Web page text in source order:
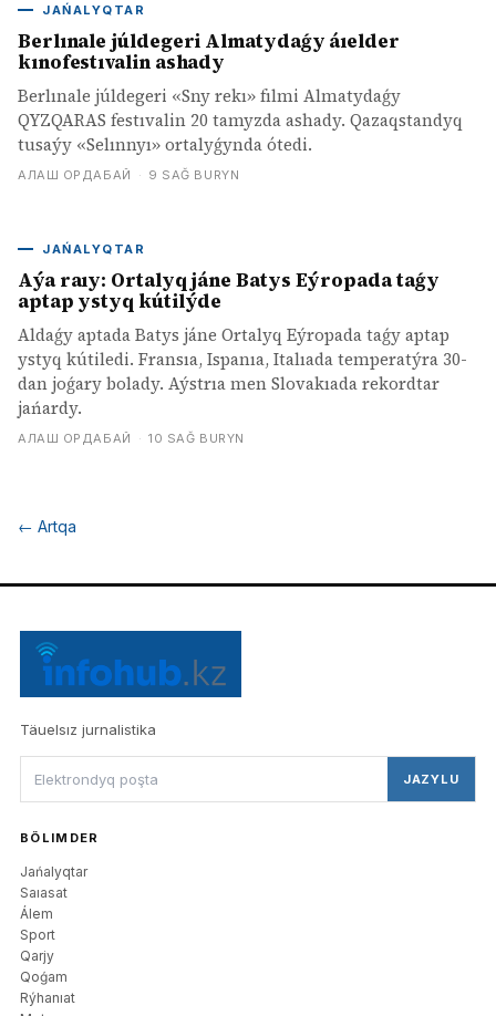
JAŃALYQTAR
Berlınale júldegeri Almatydaǵy áıelder
kınofestıvalin ashady
Berlınale júldegeri «Sny rekı» fılmi Almatydaǵy
QYZQARAS festıvalin 20 tamyzda ashady. Qazaqstandyq
tusaýy «Selınnyı» ortalyǵynda ótedi.
АЛАШ ОРДАБАЙ · 9 SAĞ BURYN
JAŃALYQTAR
Aýa raıy: Ortalyq jáne Batys Eýropada taǵy
aptap ystyq kútilýde
Aldaǵy aptada Batys jáne Ortalyq Eýropada taǵy aptap
ystyq kútiledi. Fransıa, Ispanıa, Italıada temperatýra 30-
dan joǵary bolady. Aýstrıa men Slovakıada rekordtar
jańardy.
АЛАШ ОРДАБАЙ · 10 SAĞ BURYN
← Artqa
Täuelsız jurnalistika
JAZYLU
BÖLIMDER
Jańalyqtar
Saıasat
Álem
Sport
Qarjy
Qoǵam
Rýhanıat